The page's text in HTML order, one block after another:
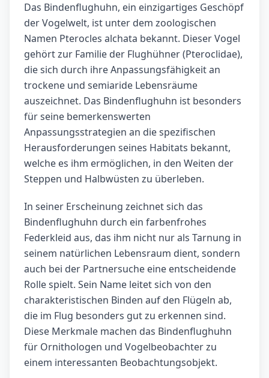
Das Bindenflughuhn, ein einzigartiges Geschöpf
der Vogelwelt, ist unter dem zoologischen
Namen Pterocles alchata bekannt. Dieser Vogel
gehört zur Familie der Flughühner (Pteroclidae),
die sich durch ihre Anpassungsfähigkeit an
trockene und semiaride Lebensräume
auszeichnet. Das Bindenflughuhn ist besonders
für seine bemerkenswerten
Anpassungsstrategien an die spezifischen
Herausforderungen seines Habitats bekannt,
welche es ihm ermöglichen, in den Weiten der
Steppen und Halbwüsten zu überleben.
In seiner Erscheinung zeichnet sich das
Bindenflughuhn durch ein farbenfrohes
Federkleid aus, das ihm nicht nur als Tarnung in
seinem natürlichen Lebensraum dient, sondern
auch bei der Partnersuche eine entscheidende
Rolle spielt. Sein Name leitet sich von den
charakteristischen Binden auf den Flügeln ab,
die im Flug besonders gut zu erkennen sind.
Diese Merkmale machen das Bindenflughuhn
für Ornithologen und Vogelbeobachter zu
einem interessanten Beobachtungsobjekt.